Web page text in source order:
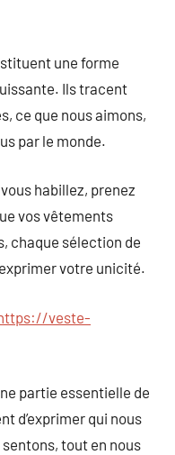
une forme
Ils tracent
ce que nous aimons,
par le monde.
habillez, prenez
vos vêtements
chaque sélection de
votre unicité.
veste-
partie essentielle de
d’exprimer qui nous
tout en nous